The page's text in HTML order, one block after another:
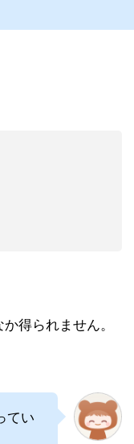
得られません。
てい